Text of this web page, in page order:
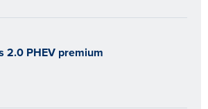
2.0 PHEV premium